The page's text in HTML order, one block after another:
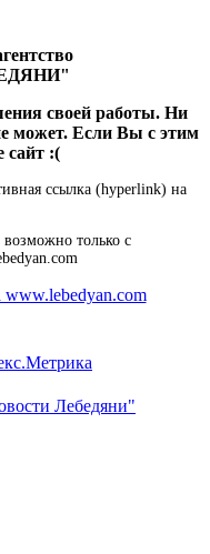
своей работы. Ни
может. Если Вы с этим
сайт :(
ссылка (hyperlink) на
возможно только с
Лебедяни"